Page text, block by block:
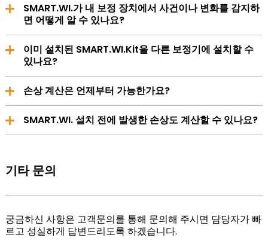
결할 수 있습니다.
SMART.WI.가 내 보정 장치에서 사건이나 변화를 감지하
면 어떻게 알 수 있나요?
이미 설치된 SMART.WI.Kit을 다른 보정기에 설치할 수
있나요?
그렇지 않은 경우 추가 비용이 청구되며 새로운 자산이 생
성됩니다.
손상 계산은 언제부터 가능한가요?
더 큰 손상이 발생하기 전에 적시에 대응할 수 있습니다.
SMART.WI. 설치 전에 발생한 손상도 계산할 수 있나요?
기타 문의
궁금하신 사항은 고객문의를 통해 문의해 주시면 담당자가 빠
르고 성실하게 답변드리도록 하겠습니다.